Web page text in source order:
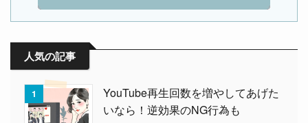
人気の記事
1
YouTube再生回数を増やしてあげた
いなら！逆効果のNG行為も